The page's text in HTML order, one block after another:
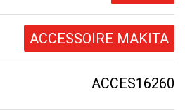
ACCESSOIRE MAKITA
ACCES16260